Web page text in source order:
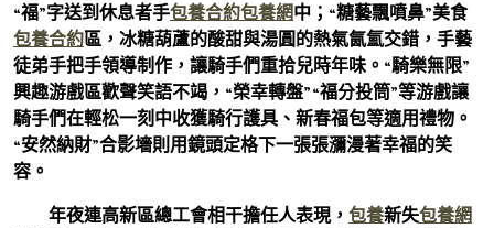
“福”字送到休息者手包養合約包養網中；“糖藝飄噴鼻”美食
包養合約區，冰糖葫蘆的酸甜與湯圓的熱氣氤氳交錯，手藝
徒弟手把手領導制作，讓騎手們重拾兒時年味。“騎樂無限”
興趣游戲區歡聲笑語不竭，“榮幸轉盤”“福分投筒”等游戲讓
騎手們在輕松一刻中收獲騎行護具、新春福包等適用禮物。
“安然納財”合影墻則用鏡頭定格下一張張瀰漫著幸福的笑
容。
年夜連高新區總工會相干擔任人表現， 包養新失包養網